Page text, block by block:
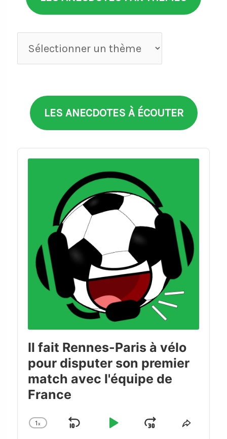
Anecdotes
par
LES ANECDOTES À ÉCOUTER
Audio
Player
Il fait Rennes-Paris à vélo
pour disputer son premier
match avec l'équipe de
France
Change
1x
Skip
Play
JumpShare